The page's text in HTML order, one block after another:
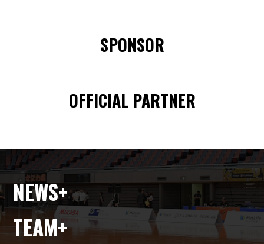
SPONSOR
OFFICIAL PARTNER
NEWS
TEAM